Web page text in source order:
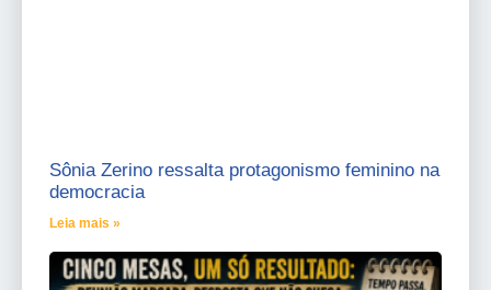
Sônia Zerino ressalta protagonismo feminino na
democracia
Leia mais »